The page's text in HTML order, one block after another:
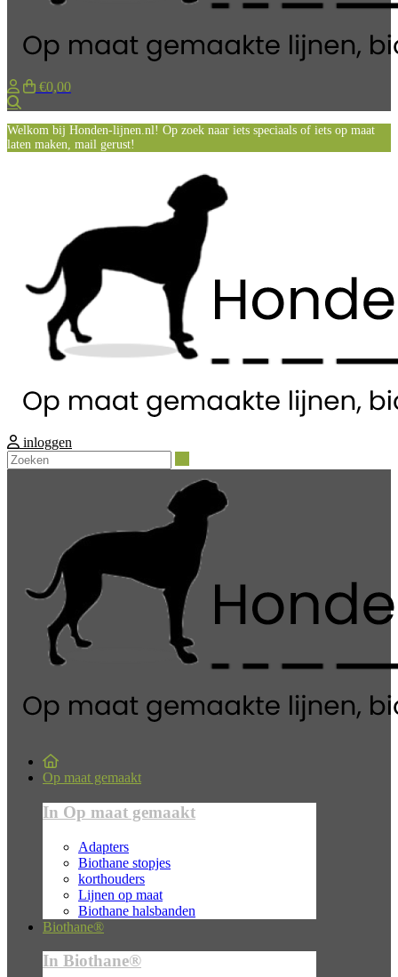
€0,00
Welkom bij Honden-lijnen.nl! Op zoek naar iets speciaals of iets op maat
laten maken, mail gerust!
inloggen
Op maat gemaakt
In Op maat gemaakt
Adapters
Biothane stopjes
korthouders
Lijnen op maat
Biothane halsbanden
Biothane®
In Biothane®